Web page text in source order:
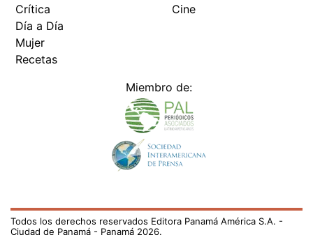
Crítica
Día a Día
Mujer
Recetas
Cine
Miembro de:
Todos los derechos reservados Editora Panamá América S.A. -
Ciudad de Panamá - Panamá 2026.